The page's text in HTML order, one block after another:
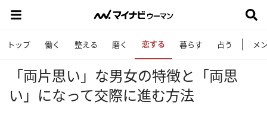
トップ 働く 整える 磨く 恋する 暮らす 占う メ
「両片思い」な男女の特徴と「両思
い」になって交際に進む方法